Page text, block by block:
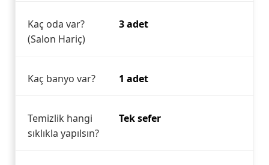
Kaç oda var?
(Salon Hariç)
3 adet
Kaç banyo var? 1 adet
Temizlik hangi
sıklıkla yapılsın?
Tek sefer